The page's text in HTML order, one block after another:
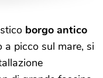
borgo antico
picco sul mare, si